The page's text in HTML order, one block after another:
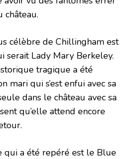
château.
célèbre de Chillingham est
serait Lady Mary Berkeley.
tragique a été
mari qui s’est enfui avec sa
dans le château avec sa
qu’elle attend encore
qui a été repéré est le Blue